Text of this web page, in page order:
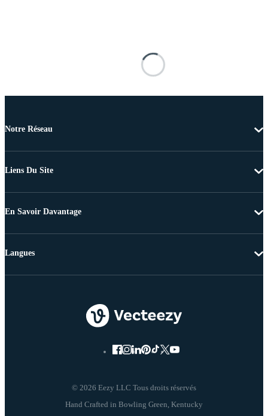
Notre Réseau
Liens Du Site
En Savoir Davantage
© 2026 Eezy LLC Tous droits réservés
Langues